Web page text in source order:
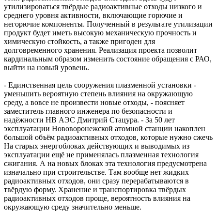
утилизироваться твёрдые радиоактивные отходы низкого и
среднего уровня активности, включающие горючие и
негорючие компоненты. Полученный в результате утилизации
продукт будет иметь высокую механическую прочность и
химическую стойкость, а также пригоден для
долговременного хранения. Реализация проекта позволит
кардинальным образом изменить состояние обращения с РАО,
выйти на новый уровень.
- Единственная цель сооружения плазменной установки -
уменьшить вероятную степень влияния на окружающую
среду, а вовсе не произвести новые отходы, - поясняет
заместитель главного инженера по безопасности и
надёжности НВ АЭС Дмитрий Стацура. - За 50 лет
эксплуатации Нововоронежской атомной станции накоплен
большой объём радиоактивных отходов, которые нужно сжечь
На старых энергоблоках действующих и выводимых из
эксплуатации ещё не применялась плазменная технология
сжигания. А на новых блоках эта технология предусмотрена
изначально при строительстве. Там вообще нет жидких
радиоактивных отходов, они сразу перерабатываются в
твёрдую форму. Хранение и транспортировка твёрдых
радиоактивных отходов проще, вероятность влияния на
окружающую среду значительно меньше.